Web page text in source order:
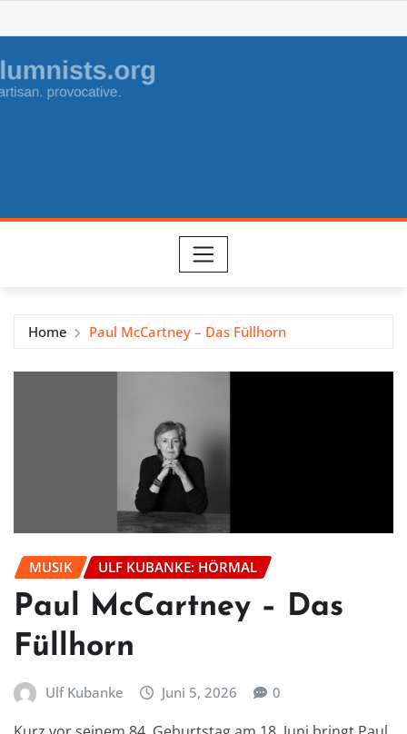
to
content
Home Paul McCartney – Das Füllhorn
MUSIK ULF KUBANKE: HÖRMAL
Paul McCartney – Das
Füllhorn
Ulf Kubanke Juni 5, 2026 0